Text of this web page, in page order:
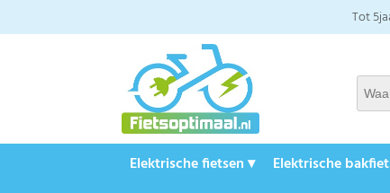
Tot
Elektrische fietsen ▾ Elektrische